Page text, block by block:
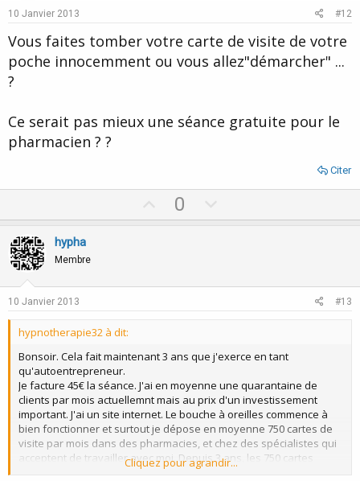
e
10 Janvier 2013 #12
Vous faites tomber votre carte de visite de votre
poche innocemment ou vous allez"démarcher" ...
?
Ce serait pas mieux une séance gratuite pour le
pharmacien ? ?
Citer
p
t
0
o
v
hypha
Membre
10 Janvier 2013 #13
hypnotherapie32 à dit:
Bonsoir. Cela fait maintenant 3 ans que j'exerce en tant
qu'autoentrepreneur.
Je facture 45€ la séance. J'ai en moyenne une quarantaine de
clients par mois actuellemnt mais au prix d'un investissement
important. J'ai un site internet. Le bouche à oreilles commence à
bien fonctionner et surtout je dépose en moyenne 750 cartes de
visite par mois dans des pharmacies, et chez des spécialistes qui
acceptent de travailler avec moi. Depuis 3 ans, les 750 cartes
mensuelles partent toutes. J'espère qu'il faut savoir semer pour
Cliquez pour agrandir...